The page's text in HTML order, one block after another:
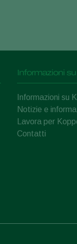
Informazioni
Informazioni su
Notizie e
Lavora per
Contatti